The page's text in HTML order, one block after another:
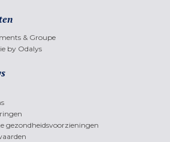
& Groupe
by Odalys
gezondheidsvoorzieningen